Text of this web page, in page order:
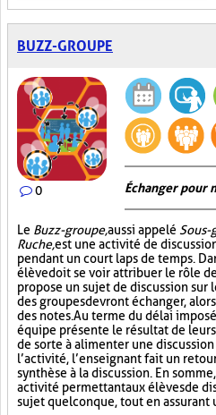
BUZZ-GROUPE
0 Échanger pour
Le Buzz-groupe,aussi appelé Sous-
Ruche,est une activité de
pendant un court laps de temps.
élève doit se voir attribuer le rôle
propose un sujet de discussion sur
des groupes devront échanger,
des notes. Au terme du délai
équipe présente le résultat de
de sorte à alimenter une
l’activité, l’enseignant fait un
synthèse à la discussion. En
activité permettant aux élèves de
sujet quelconque, tout en assurant